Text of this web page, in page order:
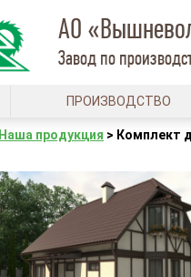
АО
Завод по
ПРОИЗВОДСТВО
Наша продукция > Комплект